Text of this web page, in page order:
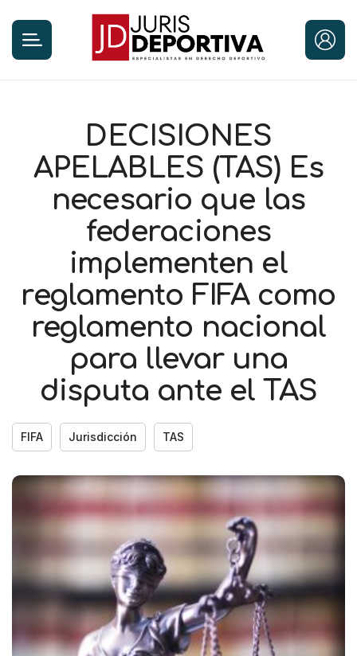
DECISIONES
APELABLES (TAS) Es
necesario que las
federaciones
implementen el
reglamento FIFA como
reglamento nacional
para llevar una
disputa ante el TAS
FIFA Jurisdicción TAS